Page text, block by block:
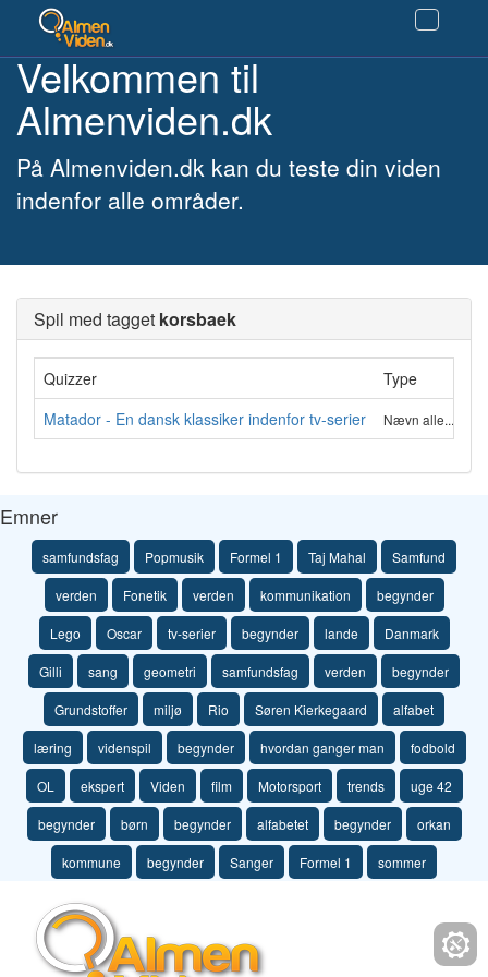
Velkommen til
Almenviden.dk
På Almenviden.dk kan du teste din viden
indenfor alle områder.
Spil med tagget korsbaek
Quizzer Type
Matador - En dansk klassiker indenfor tv-serier
Nævn alle.....
Emner
samfundsfag Popmusik Formel 1 Taj Mahal Samfund
verden Fonetik verden kommunikation begynder
Lego Oscar tv-serier begynder lande Danmark
Gilli sang geometri samfundsfag verden begynder
Grundstoffer miljø Rio Søren Kierkegaard alfabet
læring videnspil begynder hvordan ganger man fodbold
OL ekspert Viden film Motorsport trends uge 42
begynder børn begynder alfabetet begynder orkan
kommune begynder Sanger Formel 1 sommer